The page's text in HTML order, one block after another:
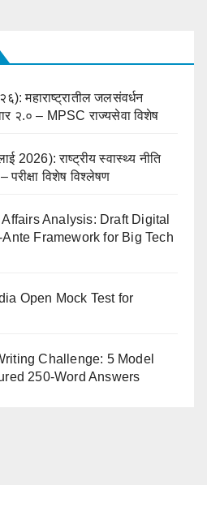
महाराष्ट्रातील जलसंवर्धन
२.० – MPSC राज्यसेवा विशेष
2026): राष्ट्रीय स्वास्थ्य नीति
परीक्षा विशेष विश्लेषण
Analysis: Draft Digital
Framework for Big Tech
Open Mock Test for
Challenge: 5 Model
250-Word Answers